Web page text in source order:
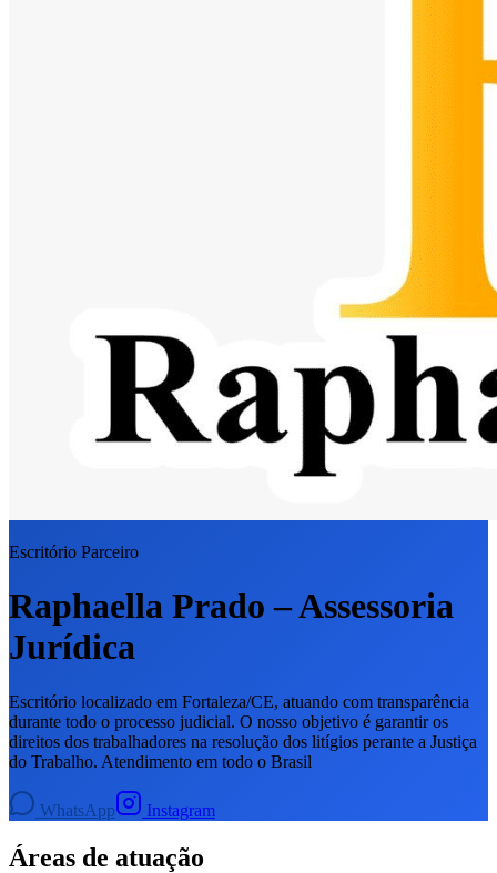
Escritório Parceiro
Raphaella Prado – Assessoria
Jurídica
Escritório localizado em Fortaleza/CE, atuando com transparência
durante todo o processo judicial. O nosso objetivo é garantir os
direitos dos trabalhadores na resolução dos litígios perante a Justiça
do Trabalho. Atendimento em todo o Brasil
WhatsApp Instagram
Áreas de atuação